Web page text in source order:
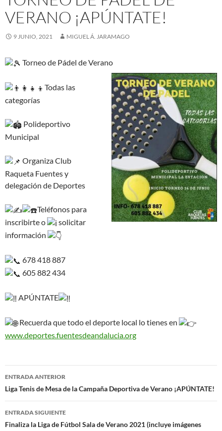
VERANO ¡APÚNTATE!
9 JUNIO, 2021 MIGUEL Á. JARAMAGO
Torneo de Pádel de Verano
Todas las
categorías
Polideportivo
Municipal
Organiza Club
Raqueta Fuentes y
delegación de Deportes
Teléfonos para
inscribirte o
solicitar
información
678 418 887
605 882 434
APÚNTATE
Recuerda que todo el deporte local lo tienes en
www.deportes.fuentesdeandalucia.org
Navegación
de
entradas
ENTRADA ANTERIOR
Liga Tenis de Mesa de la Campaña Deportiva de Verano ¡APÚNTATE!
ENTRADA SIGUIENTE
Finaliza la Liga de Fútbol Sala de Verano 2021 (incluye imágenes